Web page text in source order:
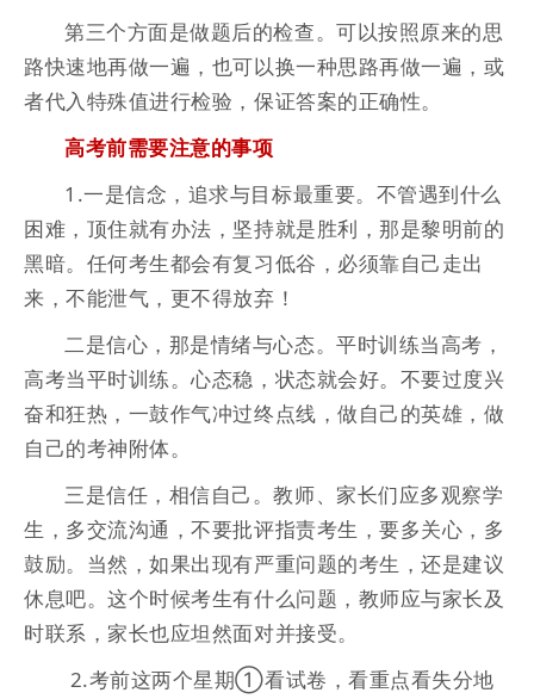
第三个方面是做题后的检查。可以按照原来的思
路快速地再做一遍，也可以换一种思路再做一遍，或
者代入特殊值进行检验，保证答案的正确性。
高考前需要注意的事项
1.一是信念，追求与目标最重要。不管遇到什么
困难，顶住就有办法，坚持就是胜利，那是黎明前的
黑暗。任何考生都会有复习低谷，必须靠自己走出
来，不能泄气，更不得放弃！
二是信心，那是情绪与心态。平时训练当高考，
高考当平时训练。心态稳，状态就会好。不要过度兴
奋和狂热，一鼓作气冲过终点线，做自己的英雄，做
自己的考神附体。
三是信任，相信自己。教师、家长们应多观察学
生，多交流沟通，不要批评指责考生，要多关心，多
鼓励。当然，如果出现有严重问题的考生，还是建议
休息吧。这个时候考生有什么问题，教师应与家长及
时联系，家长也应坦然面对并接受。
2.考前这两个星期①看试卷，看重点看失分地